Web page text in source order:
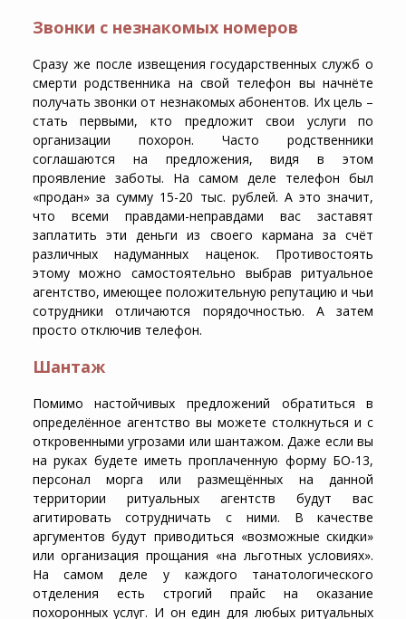
Звонки с незнакомых номеров
Сразу же после извещения государственных служб о
смерти родственника на свой телефон вы начнёте
получать звонки от незнакомых абонентов. Их цель –
стать первыми, кто предложит свои услуги по
организации похорон. Часто родственники
соглашаются на предложения, видя в этом
проявление заботы. На самом деле телефон был
«продан» за сумму 15-20 тыс. рублей. А это значит,
что всеми правдами-неправдами вас заставят
заплатить эти деньги из своего кармана за счёт
различных надуманных наценок. Противостоять
этому можно самостоятельно выбрав ритуальное
агентство, имеющее положительную репутацию и чьи
сотрудники отличаются порядочностью. А затем
просто отключив телефон.
Шантаж
Помимо настойчивых предложений обратиться в
определённое агентство вы можете столкнуться и с
откровенными угрозами или шантажом. Даже если вы
на руках будете иметь проплаченную форму БО-13,
персонал морга или размещённых на данной
территории ритуальных агентств будут вас
агитировать сотрудничать с ними. В качестве
аргументов будут приводиться «возможные скидки»
или организация прощания «на льготных условиях».
На самом деле у каждого танатологического
отделения есть строгий прайс на оказание
похоронных услуг. И он един для любых ритуальных